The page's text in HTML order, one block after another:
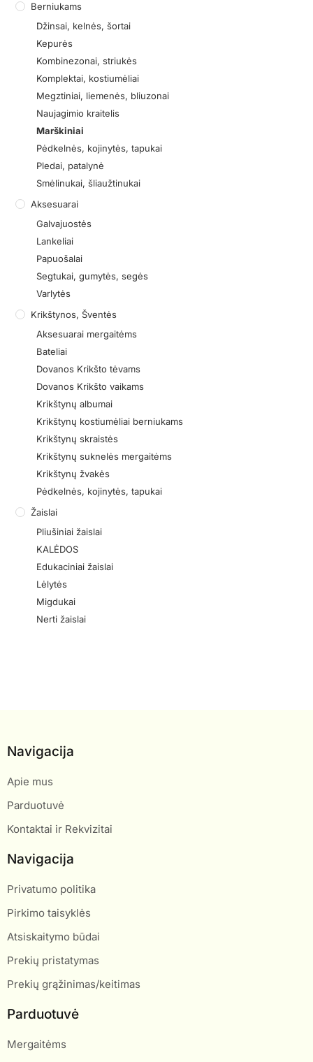
Berniukams
Džinsai, kelnės, šortai
Kepurės
Kombinezonai, striukės
Komplektai, kostiumėliai
Megztiniai, liemenės, bliuzonai
Naujagimio kraitelis
Marškiniai
Pėdkelnės, kojinytės, tapukai
Pledai, patalynė
Smėlinukai, šliaužtinukai
Aksesuarai
Galvajuostės
Lankeliai
Papuošalai
Segtukai, gumytės, segės
Varlytės
Krikštynos, Šventės
Aksesuarai mergaitėms
Bateliai
Dovanos Krikšto tėvams
Dovanos Krikšto vaikams
Krikštynų albumai
Krikštynų kostiumėliai berniukams
Krikštynų skraistės
Krikštynų suknelės mergaitėms
Krikštynų žvakės
Pėdkelnės, kojinytės, tapukai
Žaislai
Pliušiniai žaislai
KALĖDOS
Edukaciniai žaislai
Lėlytės
Migdukai
Nerti žaislai
Navigacija
Apie mus
Parduotuvė
Kontaktai ir Rekvizitai
Navigacija
Privatumo politika
Pirkimo taisyklės
Atsiskaitymo būdai
Prekių pristatymas
Prekių grąžinimas/keitimas
Parduotuvė
Mergaitėms